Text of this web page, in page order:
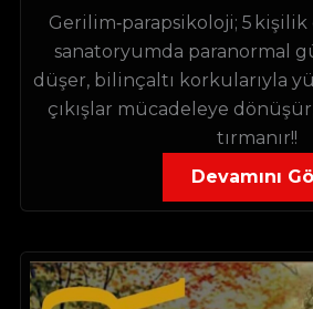
Gerilim‑parapsikoloji; 5
sanatoryumda paranormal
düşer, bilinçaltı korkularıyla
çıkışlar mücadeleye
tırmanır!!
Devamını